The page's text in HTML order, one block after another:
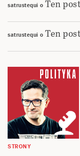
satrustequi o Ten
satrustequi o Ten
STRONY